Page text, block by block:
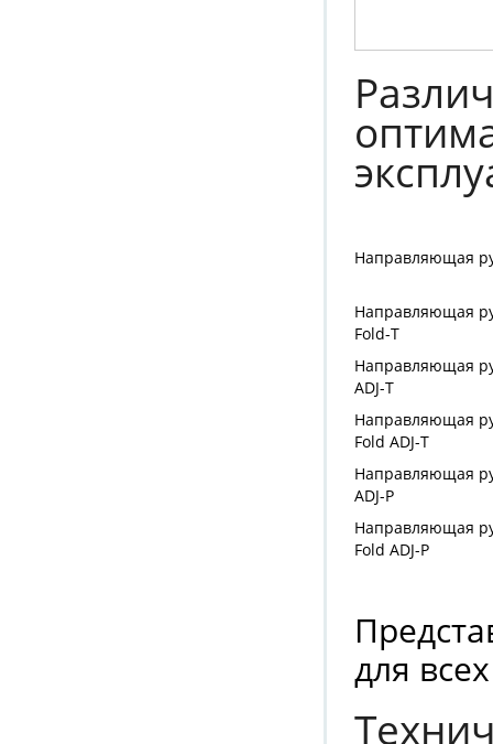
Направляющая
Направляющая
Fold-T
Направляющая
ADJ-T
Направляющая
Fold ADJ-T
Направляющая
ADJ-Р
Направляющая
Fold ADJ-P
для